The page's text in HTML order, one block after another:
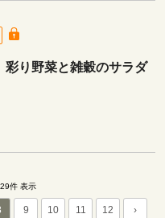
り野菜と雑穀のサラダ
件 表示
9 10 11 12 ›